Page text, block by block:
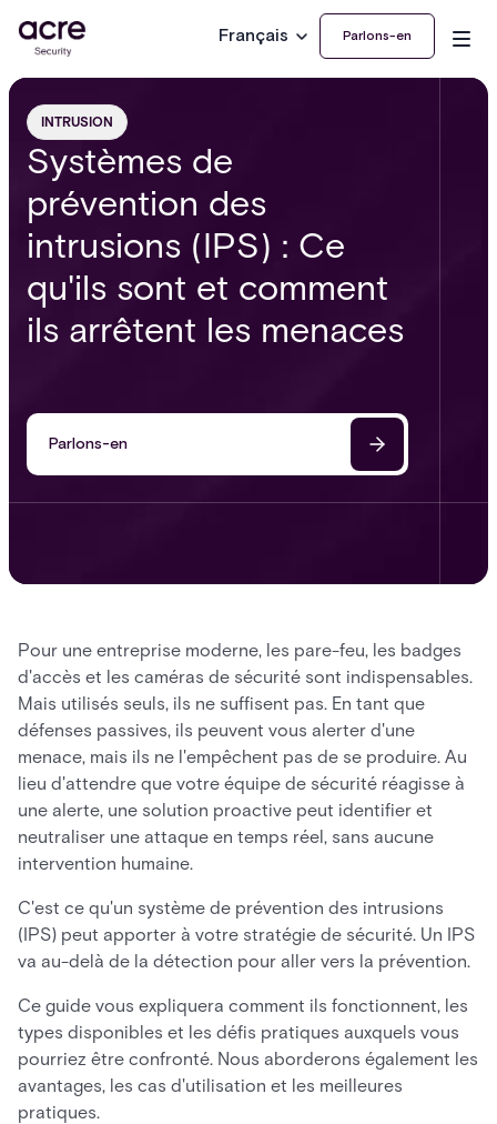
Français Parlons-en
INTRUSION
Systèmes de
prévention des
intrusions (IPS) : Ce
qu'ils sont et comment
ils arrêtent les menaces
Parlons-en
Pour une entreprise moderne, les pare-feu, les badges
d'accès et les caméras de sécurité sont indispensables.
Mais utilisés seuls, ils ne suffisent pas. En tant que
défenses passives, ils peuvent vous alerter d'une
menace, mais ils ne l'empêchent pas de se produire. Au
lieu d'attendre que votre équipe de sécurité réagisse à
une alerte, une solution proactive peut identifier et
neutraliser une attaque en temps réel, sans aucune
intervention humaine.
C'est ce qu'un système de prévention des intrusions
(IPS) peut apporter à votre stratégie de sécurité. Un IPS
va au-delà de la détection pour aller vers la prévention.
Ce guide vous expliquera comment ils fonctionnent, les
types disponibles et les défis pratiques auxquels vous
pourriez être confronté. Nous aborderons également les
avantages, les cas d'utilisation et les meilleures
pratiques.